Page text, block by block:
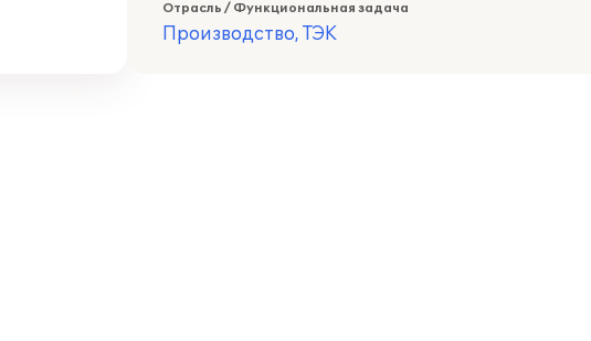
Отрасль / Функциональная задача
Производство, ТЭК